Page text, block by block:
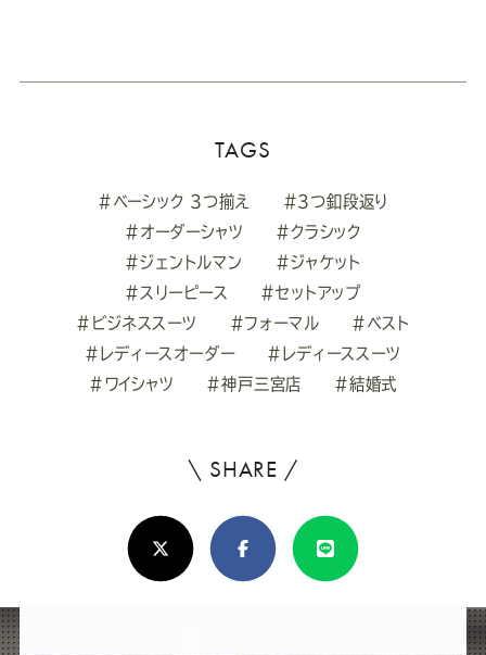
TAGS
#ベーシック 3つ揃え
#3つ釦段返り
#オーダーシャツ
#クラシック
#ジェントルマン
#ジャケット
#スリーピース
#セットアップ
#ビジネススーツ
#フォーマル
#ベスト
#レディースオーダー
#レディーススーツ
#ワイシャツ
#神戸三宮店 #結婚式
\ SHARE /
ろ
し
け
X(Twitter)FacebookLine